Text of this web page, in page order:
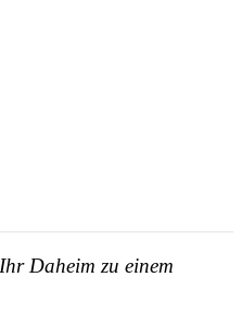
Daheim zu einem